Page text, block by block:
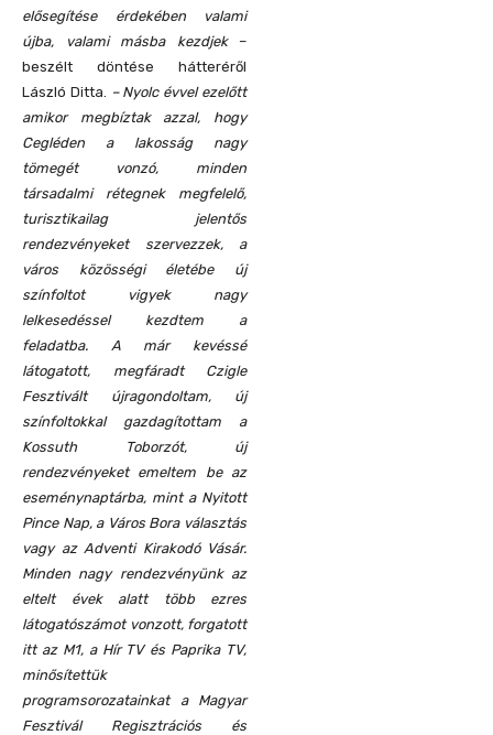
elősegítése érdekében valami
újba, valami másba kezdjek–
beszélt döntése hátteréről
László Ditta.
– Nyolc évvel ezelőtt
amikor megbíztak azzal, hogy
Cegléden a lakosság nagy
tömegét vonzó, minden
társadalmi rétegnek megfelelő,
turisztikailag jelentős
rendezvényeket szervezzek, a
város közösségi életébe új
színfoltot vigyek nagy
lelkesedéssel kezdtem a
feladatba. A már kevéssé
látogatott, megfáradt Czigle
Fesztivált újragondoltam, új
színfoltokkal gazdagítottam a
Kossuth Toborzót, új
rendezvényeket emeltem be az
eseménynaptárba, mint a Nyitott
Pince Nap, a Város Bora választás
vagy az Adventi Kirakodó Vásár.
Minden nagy rendezvényünk az
eltelt évek alatt több ezres
látogatószámot vonzott, forgatott
itt az M1, a Hír TV és Paprika TV,
minősítettük
programsorozatainkat a Magyar
Fesztivál Regisztrációs és